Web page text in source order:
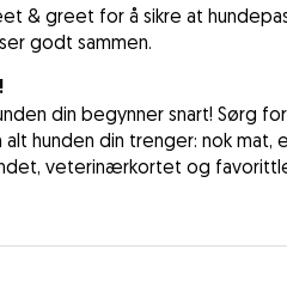
& greet for å sikre at
godt sammen.
din begynner snart! Sørg
alt hunden din trenger: nok mat,
veterinærkortet og